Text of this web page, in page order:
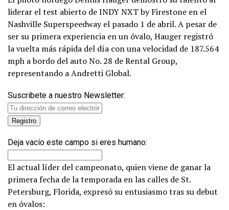
liderar el test abierto de INDY NXT by Firestone en el
Nashville Superspeedway el pasado 1 de abril. A pesar de
ser su primera experiencia en un óvalo, Hauger registró
la vuelta más rápida del día con una velocidad de 187.564
mph a bordo del auto No. 28 de Rental Group,
representando a Andretti Global.
Suscribete a nuestro Newsletter:
Deja vacío este campo si eres humano:
El actual líder del campeonato, quien viene de ganar la
primera fecha de la temporada en las calles de St.
Petersburg, Florida, expresó su entusiasmo tras su debut
en óvalos: